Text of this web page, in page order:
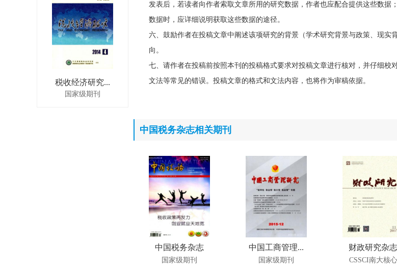
税收经济研究...
国家级期刊
发表后，若读者向作者索取文章所用的研究数据，作者也应配合提供这些数据
数据时，应详细说明获取这些数据的途径。
六、鼓励作者在投稿文章中阐述该项研究的背景（学术研究背景与政策、现实
向。
七、请作者在投稿前按照本刊的投稿格式要求对投稿文章进行核对，并仔细校
文法等常见的错误。投稿文章的格式和文法内容，也将作为审稿依据。
中国税务杂志相关期刊
中国税务杂志
国家级期刊
中国工商管理...
国家级期刊
财政研究杂志
CSSCI南大核心